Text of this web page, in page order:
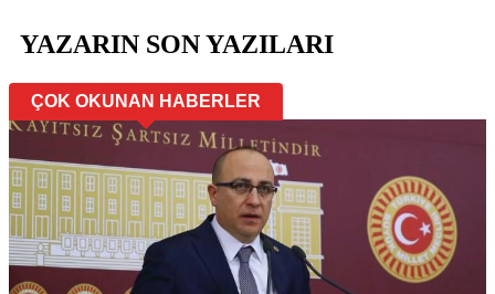
YAZARIN SON YAZILARI
ÇOK OKUNAN HABERLER